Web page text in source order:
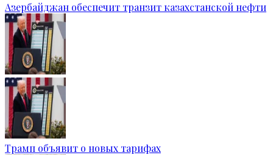
Азербайджан обеспечит транзит казахстанской нефти
Трамп объявит о новых тарифах